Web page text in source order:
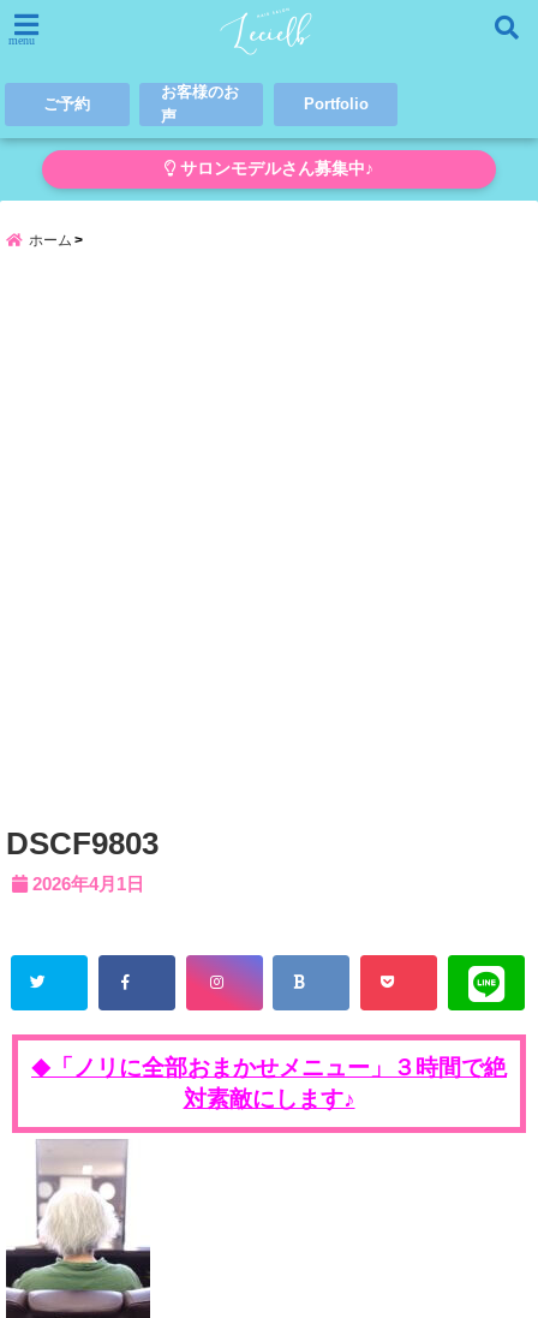
menu
ご予約
お客様のお
声
Portfolio
サロンモデルさん募集中♪
ホーム
DSCF9803
2026年4月1日
◆
「ノリに全部おまかせメニュー」３時間で絶
対素敵にします♪